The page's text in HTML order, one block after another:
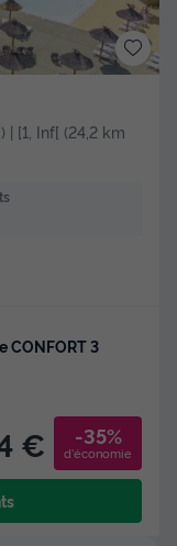
| [1, Inf[ (24,2 km
CONFORT 3
€ -35%
d'économie